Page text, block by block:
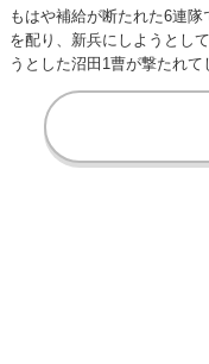
もはや補給が断たれた6連
を配り、新兵にしようとし
うとした沼田1曹が撃たれ